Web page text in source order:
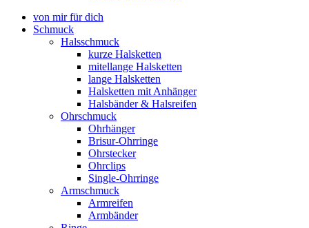
von mir für dich
Schmuck
Halsschmuck
kurze Halsketten
mitellange Halsketten
lange Halsketten
Halsketten mit Anhänger
Halsbänder & Halsreifen
Ohrschmuck
Ohrhänger
Brisur-Ohrringe
Ohrstecker
Ohrclips
Single-Ohrringe
Armschmuck
Armreifen
Armbänder